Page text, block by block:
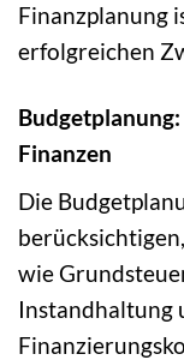
Finanzplanung
erfolgreichen
Finanzen
Die
wie
Instandhaltung